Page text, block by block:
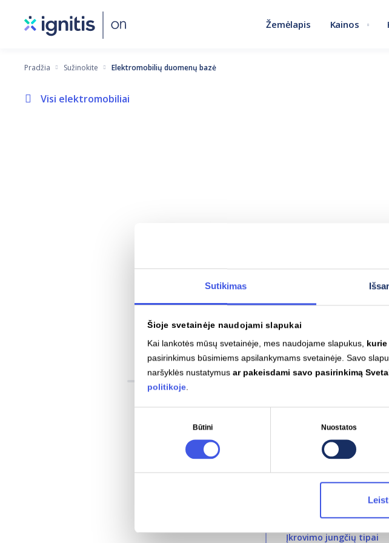
Sutikimas
Šioje svetainėje naudojami slapukai
Kai lankotės mūsų svetainėje, mes naudojame slapukus,
pasirinkimus būsimiems apsilankymams svetainėje. Savo
naršyklės nustatymusar pakeisdami savo pasirinkimą
politikoje.
Būtini Nuostatos
Žemėlapis Kainos
Pradžia Sužinokite Elektromobilių duomenų bazė
Visi elektromobiliai
Įkrovimo jungčių tipai